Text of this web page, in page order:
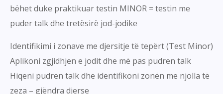
bëhet duke praktikuar testin MINOR = testin me
puder talk dhe tretësirë jod-jodike
Identifikimi i zonave me djersitje të tepërt (Test Minor)
Aplikoni zgjidhjen e jodit dhe më pas pudren talk
Hiqeni pudren talk dhe identifikoni zonën me njolla të
zeza – gjëndra djerse